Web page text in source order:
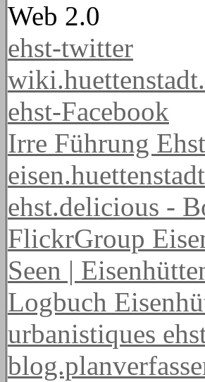
Web 2.0
ehst-twitter
ehst-Facebook
Irre Führung
ehst.delicious -
FlickrGroup
Seen |
Logbuch
urbanistiques